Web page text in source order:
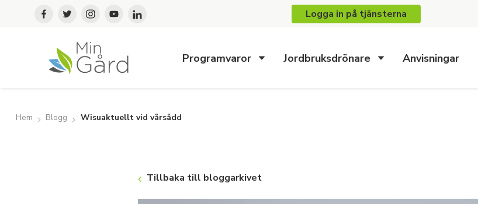
Logga in på tjänsterna
Programvaror Jordbruksdrönare Anvisningar
Hem Blogg Wisuaktuellt vid vårsådd
Tillbaka till bloggarkivet